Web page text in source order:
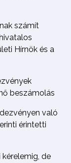
számít
Hírnök és a
beszámolás
való
érintetti
de